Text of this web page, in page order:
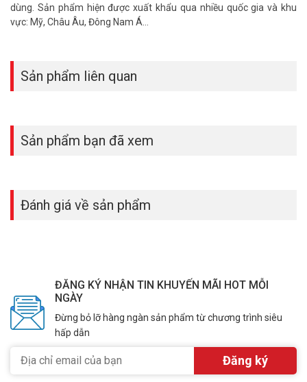
dùng. Sản phẩm hiện được xuất khẩu qua nhiều quốc gia và khu
vực: Mỹ, Châu Âu, Đông Nam Á…
Sản phẩm liên quan
Sản phẩm bạn đã xem
Đánh giá về sản phẩm
ĐĂNG KÝ NHẬN TIN KHUYẾN MÃI HOT MỖI
NGÀY
Đừng bỏ lỡ hàng ngàn sản phẩm từ chương trình siêu
hấp dẫn